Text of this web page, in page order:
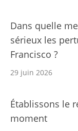
Dans quelle
sérieux les
Francisco ?
29 juin 2026
Établissons le
moment